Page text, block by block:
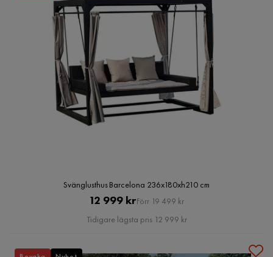
Svänglusthus Barcelona 236x180xh210 cm
Pris
12 999 krOriginal
Pris
Förr 19 499 kr
Tidigare lägsta pris 12 999 kr